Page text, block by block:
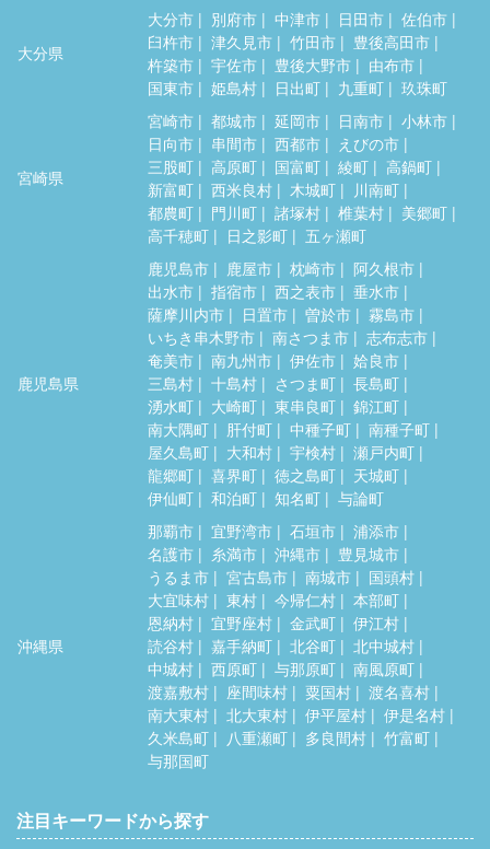
大分県
大分市 別府市 中津市 日田市
佐伯市
臼杵市
津久見市 竹田市
豊後高田市
杵築市
宇佐市 豊後大野市
由布市
国東市
姫島村 日出町 九重町 玖珠町
宮崎県
宮崎市 都城市 延岡市 日南市
小林市
日向市
串間市 西都市
えびの市
三股町
高原町 国富町 綾町
高鍋町
新富町
西米良村 木城町
川南町
都農町
門川町 諸塚村 椎葉村
美郷町
高千穂町
日之影町 五ヶ瀬町
鹿児島県
鹿児島市 鹿屋市 枕崎市
阿久根市
出水市
指宿市 西之表市
垂水市
薩摩川内市
日置市 曽於市
霧島市
いちき串木野市
南さつま市
志布志市
奄美市
南九州市 伊佐市
姶良市
三島村
十島村 さつま町
長島町
湧水町
大崎町 東串良町
錦江町
南大隅町
肝付町 中種子町
南種子町
屋久島町
大和村 宇検村
瀬戸内町
龍郷町
喜界町 徳之島町
天城町
伊仙町
和泊町 知名町 与論町
沖縄県
那覇市 宜野湾市 石垣市
浦添市
名護市
糸満市 沖縄市
豊見城市
うるま市
宮古島市 南城市
国頭村
大宜味村
東村 今帰仁村
本部町
恩納村
宜野座村 金武町
伊江村
読谷村
嘉手納町 北谷町
北中城村
中城村
西原町 与那原町
南風原町
渡嘉敷村
座間味村 粟国村
渡名喜村
南大東村
北大東村 伊平屋村
伊是名村
久米島町
八重瀬町 多良間村
竹富町
与那国町
注目キーワードから探す